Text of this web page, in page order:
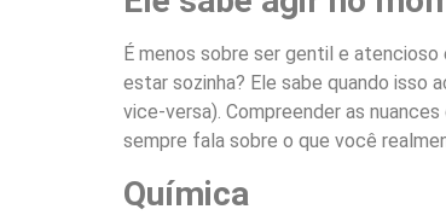
É menos sobre ser gentil e
estar sozinha? Ele sabe quando isso
vice-versa). Compreender as
sempre fala sobre o que você
Química